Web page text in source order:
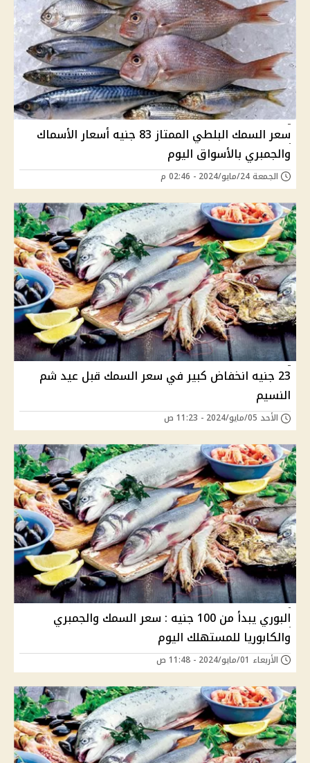
سعر السمك البلطي الممتاز 83 جنيه أسعار الأسماك
والجمبري بالأسواق اليوم
الجمعة 24/مايو/2024 - 02:46 م
23 جنيه انخفاض كبير في سعر السمك قبل عيد شم
النسيم
الأحد 05/مايو/2024 - 11:23 ص
البوري يبدأ من 100 جنيه : سعر السمك والجمبري
والكابوريا للمستهلك اليوم
الأربعاء 01/مايو/2024 - 11:48 ص